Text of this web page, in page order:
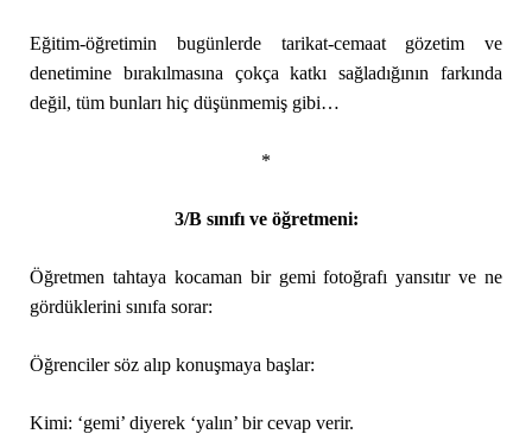
Eğitim-öğretimin bugünlerde tarikat-cemaat gözetim ve
denetimine bırakılmasına çokça katkı sağladığının farkında
değil, tüm bunları hiç düşünmemiş gibi…
*
3/B sınıfı ve öğretmeni:
Öğretmen tahtaya kocaman bir gemi fotoğrafı yansıtır ve ne
gördüklerini sınıfa sorar:
Öğrenciler söz alıp konuşmaya başlar:
Kimi: ‘gemi’ diyerek ‘yalın’ bir cevap verir.